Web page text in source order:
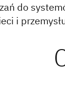
do
i